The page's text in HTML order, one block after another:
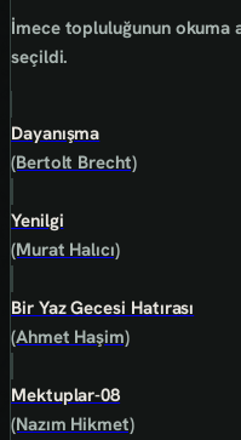
İmece topluluğunun okuma
seçildi.
Dayanışma
(Bertolt Brecht)
Yenilgi
(Murat Halıcı)
Bir Yaz Gecesi Hatırası
(Ahmet Haşim)
Mektuplar-08
(Nazım Hikmet)